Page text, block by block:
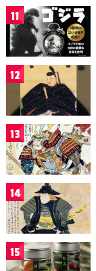
11
12
13
14
15